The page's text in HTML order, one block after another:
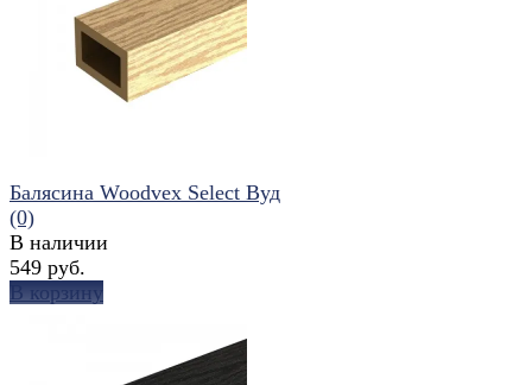
избранное сравнить
Балясина Woodvex Select Вуд
(0)
В наличии
549 руб.
В корзину